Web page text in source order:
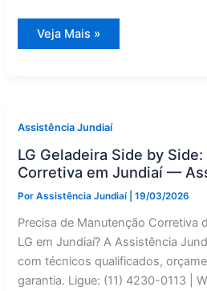
Manutenção
Corretiva
em
Jundiaí
Assistência
Jundiaí
Veja Mais »
Assistência Jundiaí
LG Geladeira Side by
Corretiva em Jundiaí —
PorAssistência Jundiaí |19/03/2026
Precisa de Manutenção Corretiva
LG em Jundiaí? A Assistência
com técnicos qualificados,
garantia. Ligue: (11) 4230-0113 |